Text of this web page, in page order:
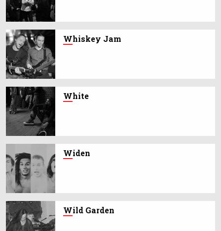
Whiskey Jam
White
Widen
Wild Garden